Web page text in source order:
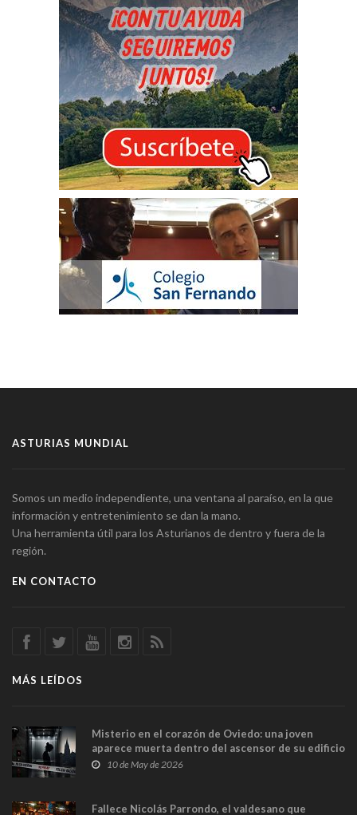
ASTURIAS MUNDIAL
Somos un medio independiente, una ventana al paraíso, en la que
información y entretenimiento se dan la mano.
Una herramienta útil para los Asturianos de dentro y fuera de la
región.
EN CONTACTO
MÁS LEÍDOS
Misterio en el corazón de Oviedo: una joven
aparece muerta dentro del ascensor de su edificio
y las cámaras captan sus últimos minutos
10 de May de 2026
Fallece Nicolás Parrondo, el valdesano que